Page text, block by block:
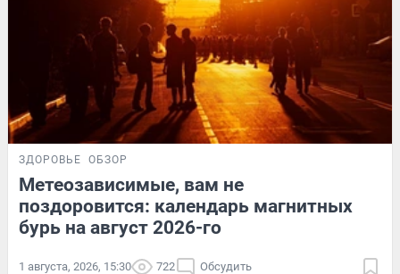
ЗДОРОВЬЕ ОБЗОР
Метеозависимые, вам не
поздоровится: календарь магнитных
бурь на август 2026-го
1 августа, 2026, 15:30 722 Обсудить